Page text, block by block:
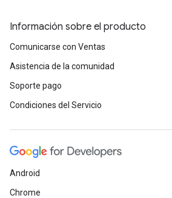
Información sobre el producto
Comunicarse con Ventas
Asistencia de la comunidad
Soporte pago
Condiciones del Servicio
Android
Chrome